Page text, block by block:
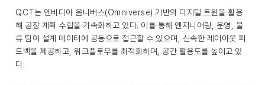
QCT는 엔비디아 옴니버스(Omniverse) 기반의 디지털 트윈을 활용
해 공장 계획 수립을 가속화하고 있다. 이를 통해 엔지니어링, 운영, 물
류 팀이 설계 데이터에 공동으로 접근할 수 있으며, 신속한 레이아웃 피
드백을 제공하고, 워크플로우를 최적화하며, 공간 활용도를 높이고 있
다.